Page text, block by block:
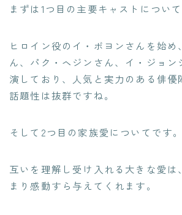
まずは1つ目の主要キャストについて
ヒロイン役のイ・ボヨンさんを始め
ん、パク・ヘジンさん、イ・ジョン
演しており、人気と実力のある俳優
話題性は抜群ですね。
そして2つ目の家族愛についてです。
互いを理解し受け入れる大きな愛は
まり感動すら与えてくれます。